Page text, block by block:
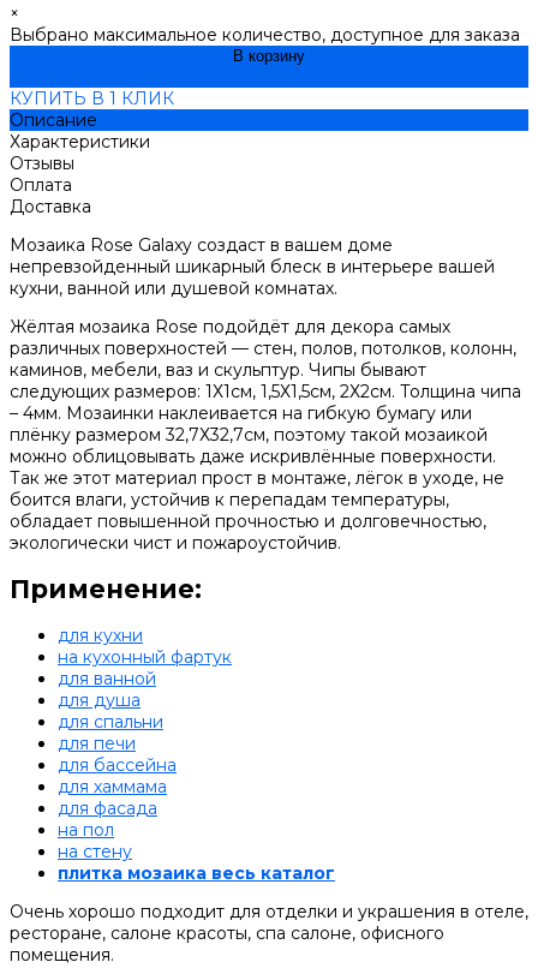
×
Выбрано максимальное количество, доступное для заказа
В корзину
КУПИТЬ В 1 КЛИК
Описание
Характеристики
Отзывы
Оплата
Доставка
Мозаика Rose Galaxy создаст в вашем доме
непревзойденный шикарный блеск в интерьере вашей
кухни, ванной или душевой комнатах.
Жёлтая мозаика Rose подойдёт для декора самых
различных поверхностей — стен, полов, потолков, колонн,
каминов, мебели, ваз и скульптур. Чипы бывают
следующих размеров: 1Х1см, 1,5Х1,5см, 2Х2см. Толщина чипа
– 4мм. Мозаинки наклеивается на гибкую бумагу или
плёнку размером 32,7Х32,7см, поэтому такой мозаикой
можно облицовывать даже искривлённые поверхности.
Так же этот материал прост в монтаже, лёгок в уходе, не
боится влаги, устойчив к перепадам температуры,
обладает повышенной прочностью и долговечностью,
экологически чист и пожароустойчив.
Применение:
для кухни
на кухонный фартук
для ванной
для душа
для спальни
для печи
для бассейна
для хаммама
для фасада
на пол
на стену
плитка мозаика весь каталог
Очень хорошо подходит для отделки и украшения в отеле,
ресторане, салоне красоты, спа салоне, офисного
помещения.